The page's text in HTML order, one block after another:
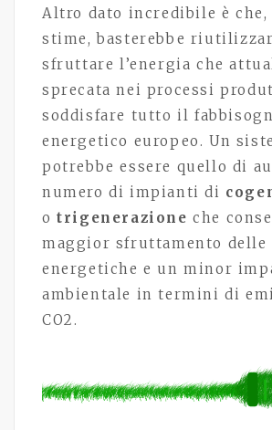
Altro dato incredibile è che,
stime, basterebbe
sfruttare l’energia che
sprecata nei processi
soddisfare tutto il
energetico europeo. Un
potrebbe essere quello di
numero di impianti di
o trigenerazione che
maggior sfruttamento delle
energetiche e un minor
ambientale in termini di
CO2.